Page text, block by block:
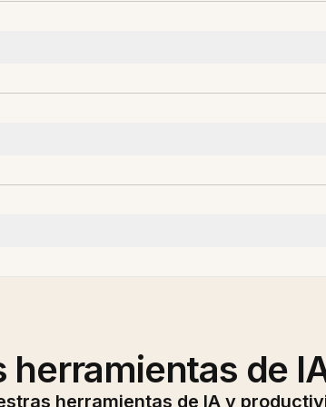
herramientas de
herramientas de IA y